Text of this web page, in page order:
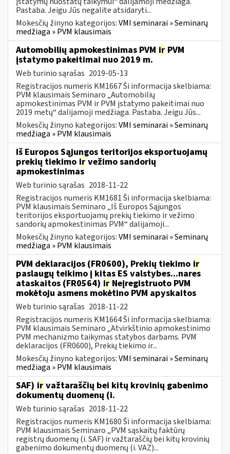
Pastaba. Jeigu Jūs negalite atsidaryti...
Mokesčių žinyno kategorijos:VMI seminarai » Seminarų
medžiaga » PVM klausimais
Automobilių apmokestinimas PVM ir PVM
įstatymo pakeitimai nuo 2019 m.
Web turinio sąrašas 2019-05-13
Registracijos numeris KM1667 Ši informacija skelbiama:
PVM klausimais Seminaro „Automobilių
apmokestinimas PVM ir PVM įstatymo pakeitimai nuo
2019 metų“ dalijamoji medžiaga. Pastaba. Jeigu Jūs...
Mokesčių žinyno kategorijos:VMI seminarai » Seminarų
medžiaga » PVM klausimais
Iš Europos Sąjungos teritorijos eksportuojamų
prekių tiekimo ir vežimo sandorių
apmokestinimas
Web turinio sąrašas 2018-11-22
Registracijos numeris KM1681 Ši informacija skelbiama:
PVM klausimais Seminaro „Iš Europos Sąjungos
teritorijos eksportuojamų prekių tiekimo ir vežimo
sandorių apmokestinimas PVM“ dalijamoji...
Mokesčių žinyno kategorijos:VMI seminarai » Seminarų
medžiaga » PVM klausimais
PVM deklaracijos (FR0600), Prekių tiekimo ir
paslaugų teikimo į kitas ES valstybes...nares
ataskaitos (FR0564) ir Neįregistruoto PVM
mokėtoju asmens mokėtino PVM apyskaitos
Web turinio sąrašas 2018-11-22
Registracijos numeris KM1664 Ši informacija skelbiama:
PVM klausimais Seminaro „Atvirkštinio apmokestinimo
PVM mechanizmo taikymas statybos darbams. PVM
deklaracijos (FR0600), Prekių tiekimo ir...
Mokesčių žinyno kategorijos:VMI seminarai » Seminarų
medžiaga » PVM klausimais
SAF) ir važtaraščių bei kitų krovinių gabenimo
dokumentų duomenų (i.
Web turinio sąrašas 2018-11-22
Registracijos numeris KM1680 Ši informacija skelbiama:
PVM klausimais Seminaro „PVM sąskaitų faktūrų
registrų duomenų (i. SAF) ir važtaraščių bei kitų krovinių
gabenimo dokumentų duomenų (i. VAZ)...